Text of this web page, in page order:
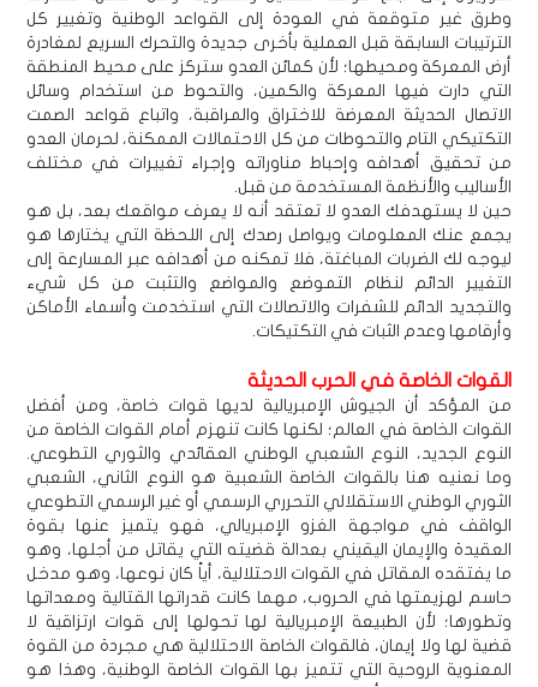
وطرق غير متوقعة في العودة إلى القواعد الوطنية وتغيير كل
الترتيبات السابقة قبل العملية بأخرى جديدة والتحرك السريع لمغادرة
أرض المعركة ومحيطها؛ لأن كمائن العدو ستركز على محيط المنطقة
التي دارت فيها المعركة والكمين، والتحوط من استخدام وسائل
الاتصال الحديثة المعرضة للاختراق والمراقبة، واتباع قواعد الصمت
التكتيكي التام والتحوطات من كل الاحتمالات الممكنة، لحرمان العدو
من تحقيق أهدافه وإحباط مناوراته وإجراء تغييرات في مختلف
الأساليب والأنظمة المستخدمة من قبل.
حين لا يستهدفك العدو لا تعتقد أنه لا يعرف مواقعك بعد، بل هو
يجمع عنك المعلومات ويواصل رصدك إلى اللحظة التي يختارها هو
ليوجه لك الضربات المباغتة، فلا تمكنه من أهدافه عبر المسارعة إلى
التغيير الدائم لنظام التموضع والمواضع والتثبت من كل شيء
والتجديد الدائم للشفرات والاتصالات التي استخدمت وأسماء الأماكن
وأرقامها وعدم الثبات في التكتيكات.
القوات الخاصة في الحرب الحديثة
من المؤكد أن الجيوش الإمبريالية لديها قوات خاصة، ومن أفضل
القوات الخاصة في العالم؛ لكنها كانت تنهزم أمام القوات الخاصة من
النوع الجديد، النوع الشعبي الوطني العقائدي والثوري التطوعي.
وما نعنيه هنا بالقوات الخاصة الشعبية هو النوع الثاني، الشعبي
الثوري الوطني الاستقلالي التحرري الرسمي أو غير الرسمي التطوعي
الواقف في مواجهة الغزو الإمبريالي، فهو يتميز عنها بقوة
العقيدة والإيمان اليقيني بعدالة قضيته التي يقاتل من أجلها، وهو
ما يفتقده المقاتل في القوات الاحتلالية، أياً كان نوعها، وهو مدخل
حاسم لهزيمتها في الحروب، مهما كانت قدراتها القتالية ومعداتها
وتطورها؛ لأن الطبيعة الإمبريالية لها تحولها إلى قوات ارتزاقية لا
قضية لها ولا إيمان، فالقوات الخاصة الاحتلالية هي مجردة من القوة
المعنوية الروحية التي تتميز بها القوات الخاصة الوطنية، وهذا هو